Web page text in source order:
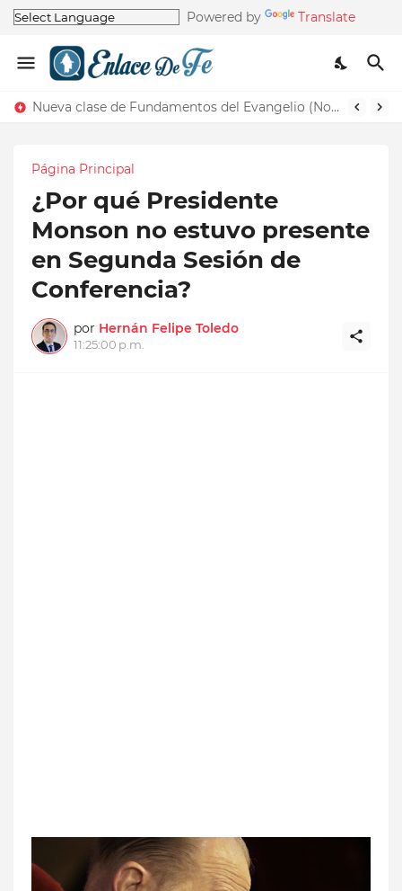
Powered by Translate
Nueva clase de Fundamentos del Evangelio (Nos recuerda la de Principios del Evangelio)
Página Principal
¿Por qué Presidente
Monson no estuvo presente
en Segunda Sesión de
Conferencia?
por Hernán Felipe Toledo
11:25:00 p.m.